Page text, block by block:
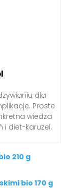
dla
Proste
wiedza
i diet-karuzel.
210 g
bio 170 g